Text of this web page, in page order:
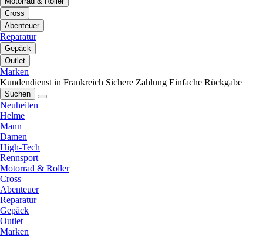
Cross
Abenteuer
Reparatur
Gepäck
Outlet
Marken
Kundendienst in Frankreich Sichere Zahlung Einfache Rückgabe
Suchen
Neuheiten
Helme
Mann
Damen
High-Tech
Rennsport
Motorrad & Roller
Cross
Abenteuer
Reparatur
Gepäck
Outlet
Marken